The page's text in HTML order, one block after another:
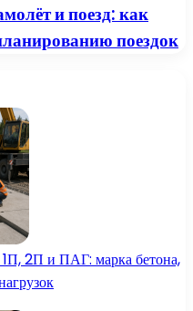
и поезд: как
поездок
2П и ПАГ: марка бетона,